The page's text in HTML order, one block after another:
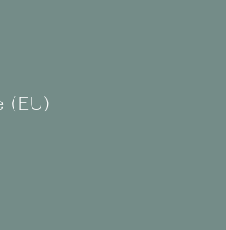
(EU)